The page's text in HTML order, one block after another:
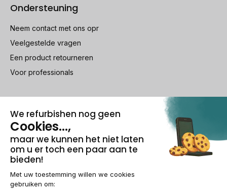
Ondersteuning
Neem contact met ons opr
Veelgestelde vragen
Een product retourneren
Voor professionals
100% beveiligde betaling
Wettelijke vermeldingen & AGBeheer van cookies
Algemene verkoopvoorwaarden